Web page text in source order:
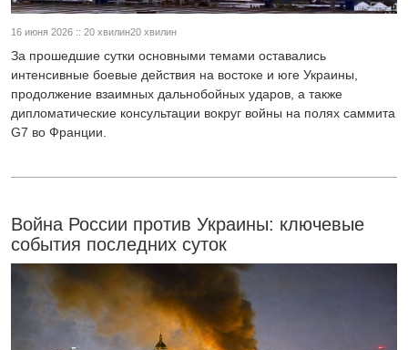
16 июня 2026 :: 20 хвилин20 хвилин
За прошедшие сутки основными темами оставались
интенсивные боевые действия на востоке и юге Украины,
продолжение взаимных дальнобойных ударов, а также
дипломатические консультации вокруг войны на полях саммита
G7 во Франции.
Война России против Украины: ключевые
события последних суток